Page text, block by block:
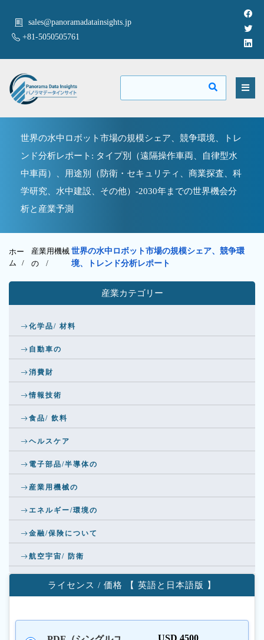
sales@panoramadatainsights.jp
+81-5050505761
世界の水中ロボット市場の規模シェア、競争環境、トレ
ンド分析レポート: タイプ別（遠隔操作車両、自律型水
中車両）、用途別（防衛・セキュリティ、商業探査、科
学研究、水中建設、その他）-2030年までの世界機会分
析と産業予測
ホー
ム /
産業用機械
の /
世界の水中ロボット市場の規模シェア、競争環
境、トレンド分析レポート
産業カテゴリー
化学品/ 材料
自動車の
消費財
情報技術
食品/ 飲料
ヘルスケア
電子部品/半導体の
産業用機械の
エネルギー/環境の
金融/保険について
航空宇宙/ 防衛
ライセンス / 価格 【 英語と日本語版 】
USD 4500